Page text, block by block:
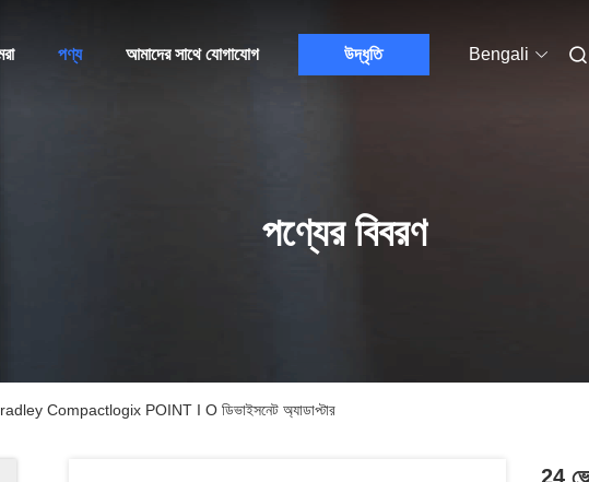
পণ্য আমাদের সাথে যোগাযোগ উদ্ধৃতি Bengali
পণ্যের বিবরণ
Compactlogix POINT I O ডিভাইসনেট অ্যাডাপ্টার
24